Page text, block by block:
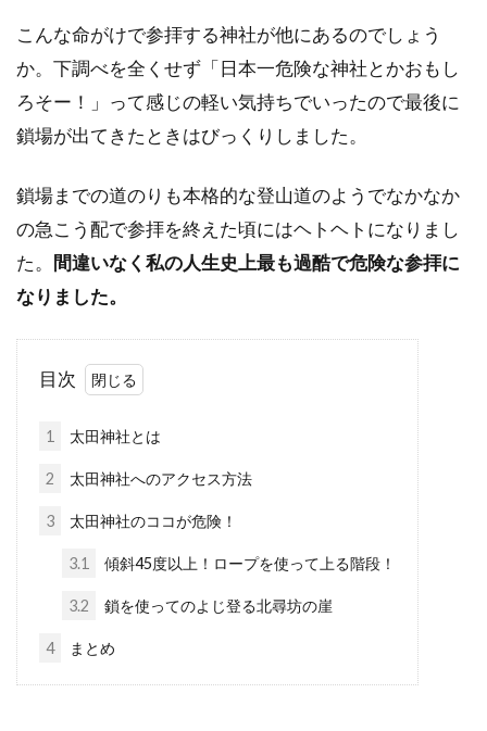
こんな命がけで参拝する神社が他にあるのでしょう
か。下調べを全くせず「日本一危険な神社とかおもし
ろそー！」って感じの軽い気持ちでいったので最後に
鎖場が出てきたときはびっくりしました。
鎖場までの道のりも本格的な登山道のようでなかなか
の急こう配で参拝を終えた頃にはヘトヘトになりまし
た。 間違いなく私の人生史上最も過酷で危険な参拝に
なりました。
目次
1 太田神社とは
2 太田神社へのアクセス方法
3 太田神社のココが危険！
3.1 傾斜45度以上！ロープを使って上る階段！
3.2 鎖を使ってのよじ登る北尋坊の崖
4 まとめ